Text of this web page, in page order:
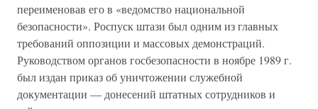
переименовав его в «ведомство национальной
безопасности». Роспуск штази был одним из главных
требований оппозиции и массовых демонстраций.
Руководством органов госбезопасности в ноябре 1989 г.
был издан приказ об уничтожении служебной
документации — донесений штатных сотрудников и